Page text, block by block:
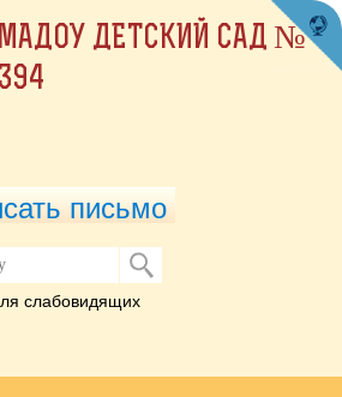
ГИБДД
МАДОУ ДЕТСКИЙ САД №
394
письмо
слабовидящих